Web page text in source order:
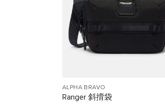
ALPHA BRAVO
Ranger 斜揹袋